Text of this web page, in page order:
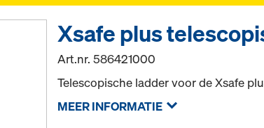
Xsafe plus
Art.nr.586421000
Telescopische ladder voor de Xsafe
MEER INFORMATIE